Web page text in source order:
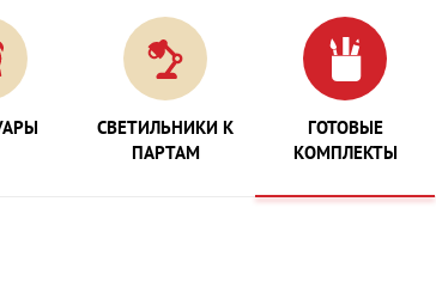
СВЕТИЛЬНИКИ К
ПАРТАМ
ГОТОВЫЕ
КОМПЛЕКТЫ